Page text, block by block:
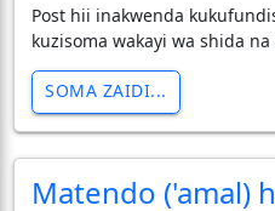
Post hii inakwenda
kuzisoma wakayi wa shida
SOMA ZAIDI...
Matendo ('amal)